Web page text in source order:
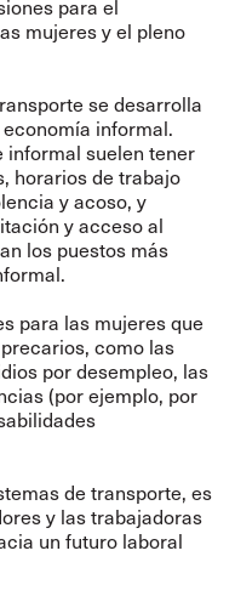
para el
mujeres y el pleno
se desarrolla
informal.
informal suelen tener
horarios de trabajo
y acoso, y
y acceso al
los puestos más
para las mujeres que
como las
por desempleo, las
(por ejemplo, por
de transporte, es
y las trabajadoras
un futuro laboral